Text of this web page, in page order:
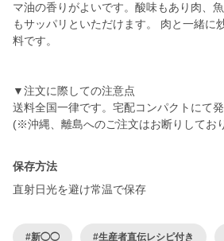
マ油の香りがよいです。酸味もあり肉、
もサッパリといただけます。 肉と一緒に
料です。
▼注文に際しての注意点
送料全国一律です。宅配コンパクトにて発
(※沖縄、離島へのご注文はお断りしてお
保存方法
直射日光を避け常温で保存
#新◯◯ #生産者直伝レシピ付き